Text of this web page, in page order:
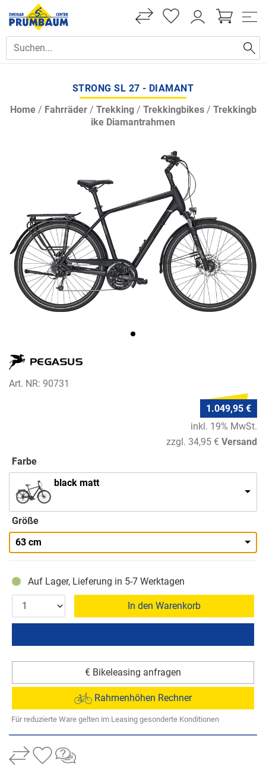
STRONG SL 27 - DIAMANT
Home/ Fahrräder/ Trekking/ Trekkingbikes/ Trekkingb
ike Diamantrahmen
Art. NR: 90731
1.049,95 €
inkl. 19% MwSt.
zzgl. 34,95 € Versand
Farbe
black matt
Größe
63 cm
Auf Lager, Lieferung in 5-7 Werktagen
In den Warenkorb
€ Bikeleasing anfragen
Rahmenhöhen Rechner
Für reduzierte Ware gelten im Leasing gesonderte Konditionen